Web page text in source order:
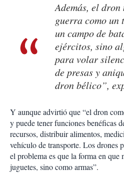
Además, el dron
guerra como un
un campo de
ejércitos, sino
para volar
de presas y
dron bélico”,
Y aunque advirtió que “el dron
y puede tener funciones benéficas
recursos, distribuir alimentos,
vehículo de transporte. Los drones
el problema es que la forma en que
juguetes, sino como armas”.